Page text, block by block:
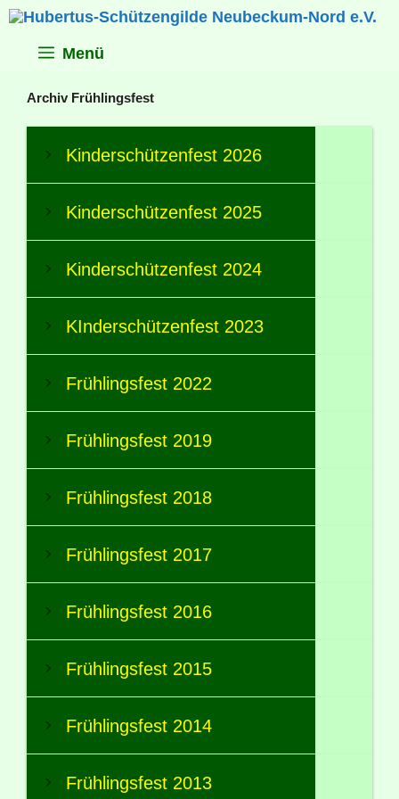
Zum
Inhalt
Menü
Archiv Frühlingsfest
Kinderschützenfest 2026
Kinderschützenfest 2025
Kinderschützenfest 2024
KInderschützenfest 2023
Frühlingsfest 2022
Frühlingsfest 2019
Frühlingsfest 2018
Frühlingsfest 2017
Frühlingsfest 2016
Frühlingsfest 2015
Frühlingsfest 2014
Frühlingsfest 2013